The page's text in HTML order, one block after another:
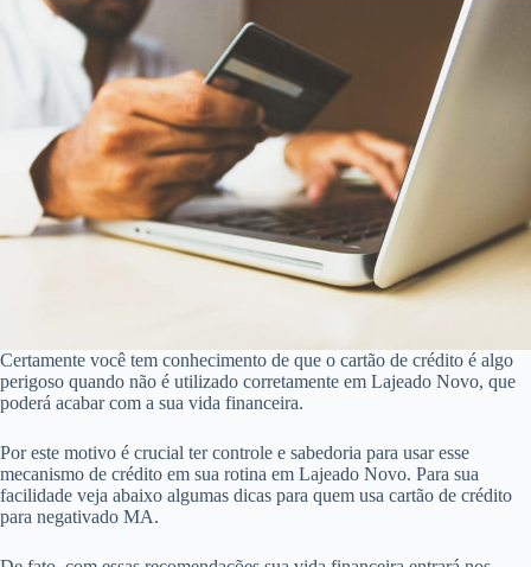
Certamente você tem conhecimento de que o cartão de crédito é algo
perigoso quando não é utilizado corretamente em Lajeado Novo, que
poderá acabar com a sua vida financeira.
Por este motivo é crucial ter controle e sabedoria para usar esse
mecanismo de crédito em sua rotina em Lajeado Novo. Para sua
facilidade veja abaixo algumas dicas para quem usa cartão de crédito
para negativado MA.